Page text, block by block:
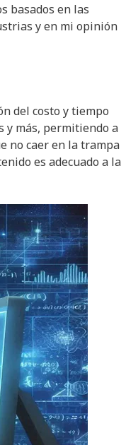
basados en las
y en mi opinión
del costo y tiempo
y más, permitiendo a
no caer en la trampa
es adecuado a la